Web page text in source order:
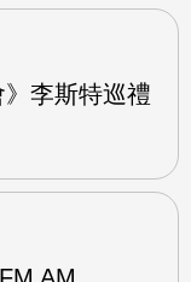
》李斯特巡禮